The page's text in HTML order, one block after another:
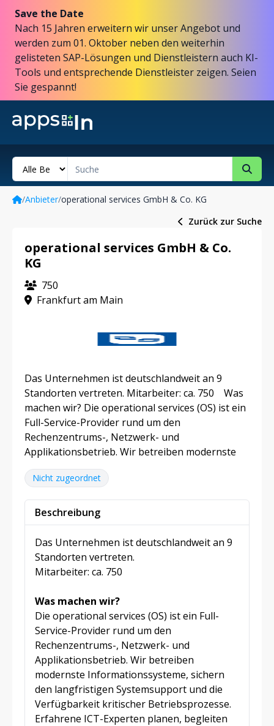
Save the Date
Nach 15 Jahren erweitern wir unser Angebot und
werden zum 01. Oktober neben den weiterhin
gelisteten SAP-Lösungen und Dienstleistern auch KI-
Tools und entsprechende Dienstleister zeigen. Seien
Sie gespannt!
/Anbieter/operational services GmbH & Co. KG
Zurück zur Suche
operational services GmbH & Co.
KG
750
Frankfurt am Main
Das Unternehmen ist deutschlandweit an 9
Standorten vertreten. Mitarbeiter: ca. 750 Was
machen wir? Die operational services (OS) ist ein
Full-Service-Provider rund um den
Rechenzentrums-, Netzwerk- und
Applikationsbetrieb. Wir betreiben modernste
Nicht zugeordnet
Beschreibung
Das Unternehmen ist deutschlandweit an 9
Standorten vertreten.
Mitarbeiter: ca. 750
Was machen wir?
Die operational services (OS) ist ein Full-
Service-Provider rund um den
Rechenzentrums-, Netzwerk- und
Applikationsbetrieb. Wir betreiben
modernste Informationssysteme, sichern
den langfristigen Systemsupport und die
Verfügbarkeit kritischer Betriebsprozesse.
Erfahrene ICT-Experten planen, begleiten